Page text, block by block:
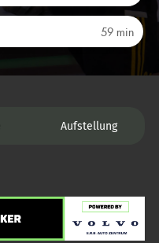
59 min
Aufstellung